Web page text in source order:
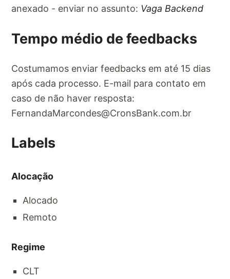
anexado - enviar no assunto: Vaga Backend
Tempo médio de feedbacks
Costumamos enviar feedbacks em até 15 dias
após cada processo. E-mail para contato em
caso de não haver resposta:
FernandaMarcondes@CronsBank.com.br
Labels
Alocação
Alocado
Remoto
Regime
CLT